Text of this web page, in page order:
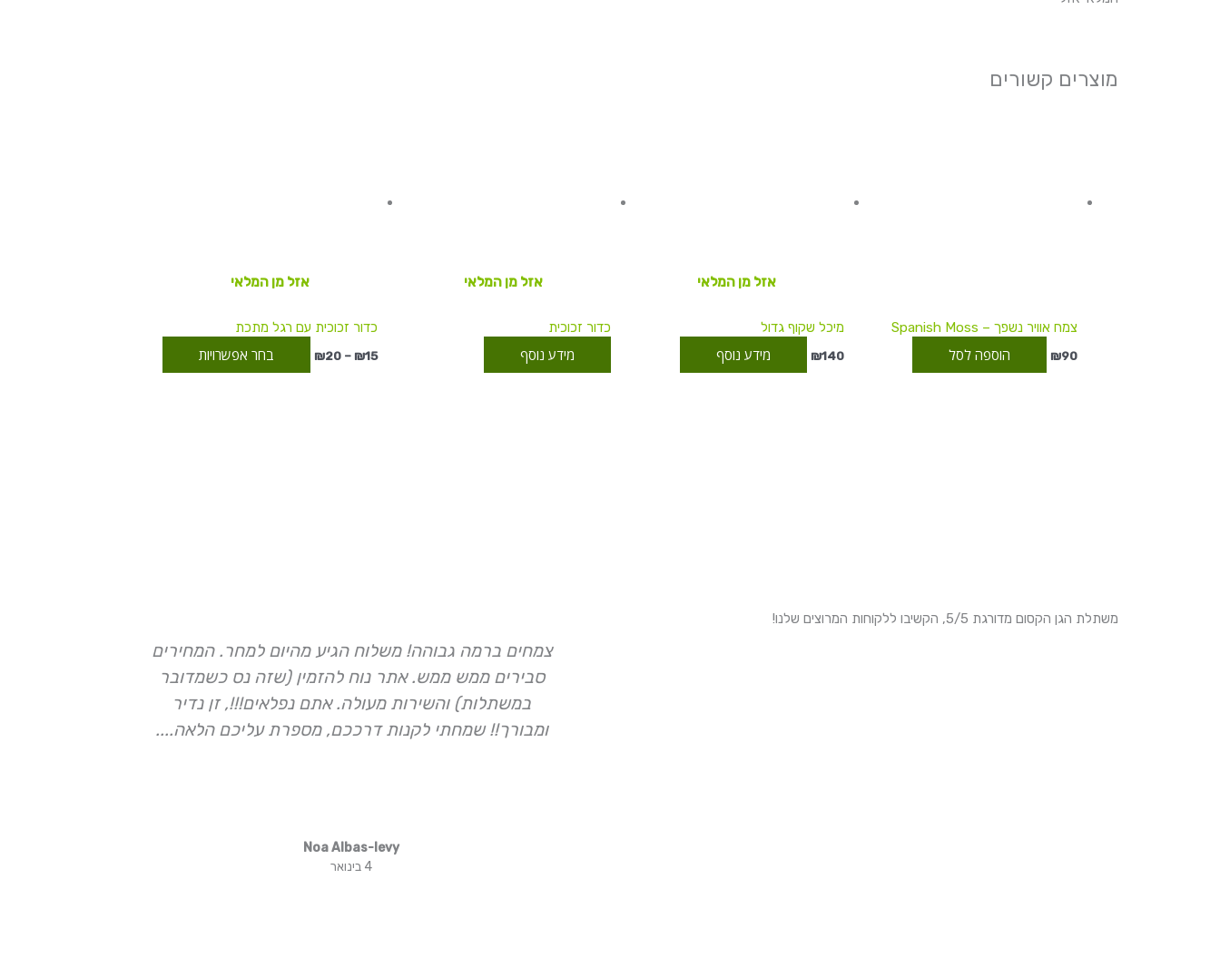
מוצרים קשורים
צמח אוויר נשפך – Spanish Moss
₪90 הוספה לסל
אזל מן המלאי
מיכל שקוף גדול
₪140 מידע נוסף
אזל מן המלאי
כדור זכוכית
מידע נוסף
אזל מן המלאי
כדור זכוכית עם רגל מתכת
₪15
–
₪20 בחר אפשרויות
משתלת הגן הקסום מדורגת 5/5, הקשיבו ללקוחות המרוצים שלנו!
צמחים ברמה גבוהה! משלוח הגיע מהיום למחר. המחירים
סבירים ממש ממש. אתר נוח להזמין (שזה נס כשמדובר
במשתלות) והשירות מעולה. אתם נפלאים!!!, זן נדיר
ומבורך!! שמחתי לקנות דרככם, מספרת עליכם הלאה....
Noa Albas-levy
4 בינואר